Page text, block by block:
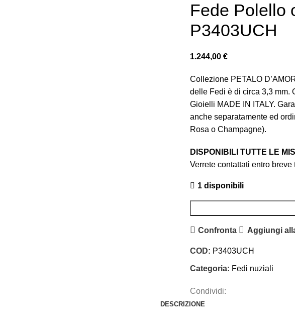
Fede Polello
P3403UCH
1.244,00 €
Collezione PETALO
delle Fedi è di circa 3,3 mm.
Gioielli MADE IN ITALY.
anche separatamente ed
Rosa o Champagne).
DISPONIBILI TUTTE LE
Verrete contattati entro
1 disponibili
Confronta Aggiungi
COD: P3403UCH
Categoria: Fedi nuziali
Condividi:
DESCRIZIONE